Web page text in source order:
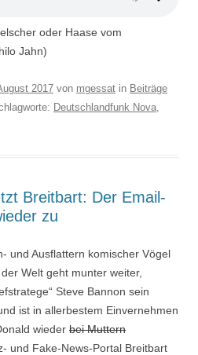
oder Haase vom
Jahn)
2017 von mgessat in Beiträge
Deutschlandfunk Nova
Breitbart: Der Email-
zu
und Ausflattern komischer Vögel
Welt geht munter weiter,
Steve Bannon sein
ist in allerbestem Einvernehmen
wieder bei Muttern
und Fake-News-Portal Breitbart